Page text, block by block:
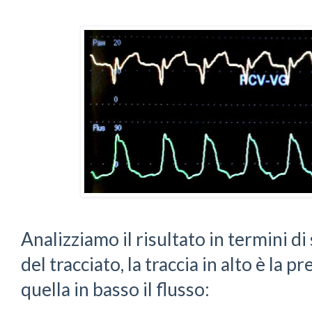
Analizziamo il risultato in termini
del tracciato, la traccia in alto è la
quella in basso il flusso: